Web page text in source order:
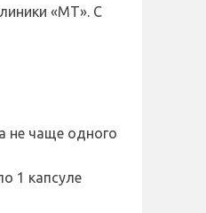
«МТ». С
не чаще одного
1 капсуле